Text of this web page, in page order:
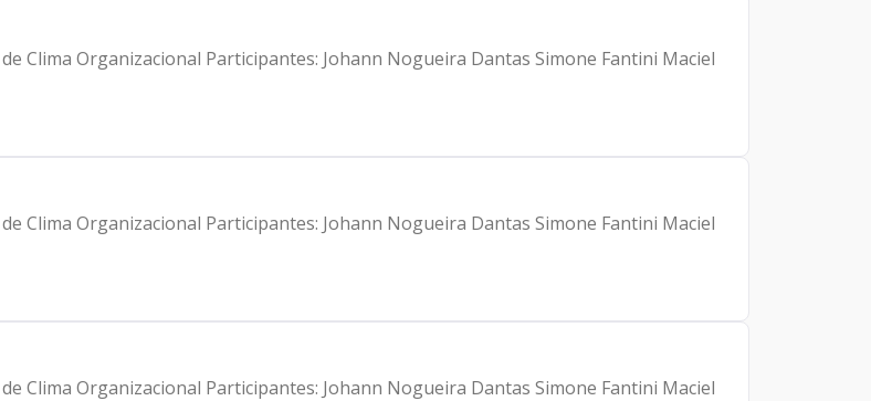
Clima Organizacional Participantes: Johann Nogueira Dantas Simone Fantini Maciel
Clima Organizacional Participantes: Johann Nogueira Dantas Simone Fantini Maciel
Clima Organizacional Participantes: Johann Nogueira Dantas Simone Fantini Maciel